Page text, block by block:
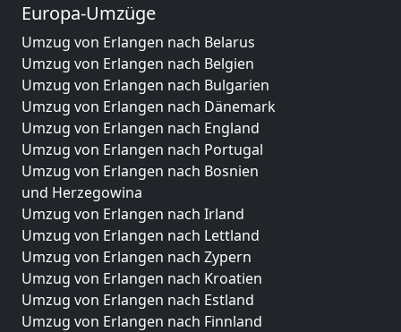
Europa-Umzüge
Umzug von Erlangen nach Belarus
Umzug von Erlangen nach Belgien
Umzug von Erlangen nach Bulgarien
Umzug von Erlangen nach Dänemark
Umzug von Erlangen nach England
Umzug von Erlangen nach Portugal
Umzug von Erlangen nach Bosnien
und Herzegowina
Umzug von Erlangen nach Irland
Umzug von Erlangen nach Lettland
Umzug von Erlangen nach Zypern
Umzug von Erlangen nach Kroatien
Umzug von Erlangen nach Estland
Umzug von Erlangen nach Finnland